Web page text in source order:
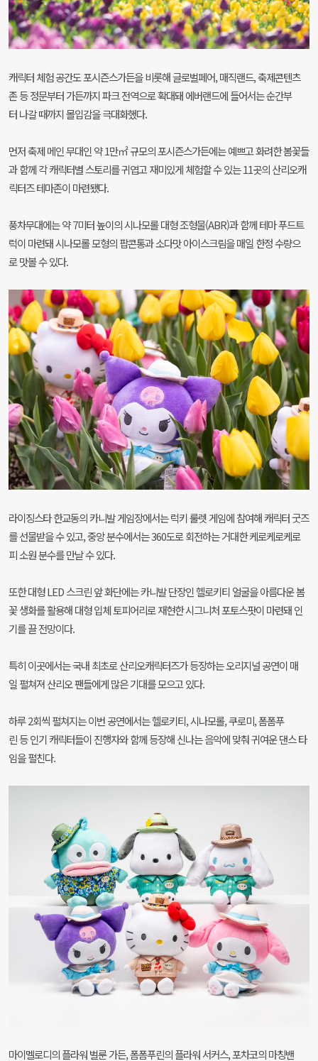
캐릭터 체험 공간도 포시즌스가든을 비롯해 글로벌페어, 매직랜드, 축제콘텐츠
존 등 정문부터 가든까지 파크 전역으로 확대돼 에버랜드에 들어서는 순간부
터 나갈 때까지 몰입감을 극대화했다.
먼저 축제 메인 무대인 약 1만㎡ 규모의 포시즌스가든에는 예쁘고 화려한 봄꽃들
과 함께 각 캐릭터별 스토리를 귀엽고 재미있게 체험할 수 있는 11곳의 산리오캐
릭터즈 테마존이 마련됐다.
풍차무대에는 약 7미터 높이의 시나모롤 대형 조형물(ABR)과 함께 테마 푸드트
럭이 마련돼 시나모롤 모형의 팝콘통과 소다맛 아이스크림을 매일 한정 수량으
로 맛볼 수 있다.
라이징스타 한교동의 카니발 게임장에서는 럭키 룰렛 게임에 참여해 캐릭터 굿즈
를 선물받을 수 있고, 중앙 분수에서는 360도로 회전하는 거대한 케로케로케로
피 소원 분수를 만날 수 있다.
또한 대형 LED 스크린 앞 화단에는 카니발 단장인 헬로키티 얼굴을 아름다운 봄
꽃 생화를 활용해 대형 입체 토피어리로 재현한 시그니처 포토스팟이 마련돼 인
기를 끌 전망이다.
특히 이곳에서는 국내 최초로 산리오캐릭터즈가 등장하는 오리지널 공연이 매
일 펼쳐져 산리오 팬들에게 많은 기대를 모으고 있다.
하루 2회씩 펼쳐지는 이번 공연에서는 헬로키티, 시나모롤, 쿠로미, 폼폼푸
린 등 인기 캐릭터들이 진행자와 함께 등장해 신나는 음악에 맞춰 귀여운 댄스 타
임을 펼친다.
마이멜로디의 플라워 벌룬 가든, 폼폼푸린의 플라워 서커스, 포차코의 마칭밴